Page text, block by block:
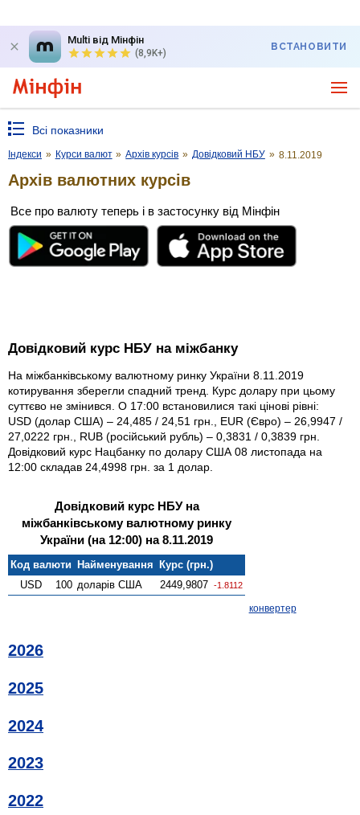
Multi від Мінфін
(8,9K+)
ВСТАНОВИТИ
Всі показники
Індекси » Курси валют » Архів курсів » Довідковий НБУ » 8.11.2019
Архів валютних курсів
Все про валюту теперь і в застосунку від Мінфін
Довідковий курс НБУ на міжбанку
На міжбанківському валютному ринку України 8.11.2019
котирування зберегли спадний тренд. Курс долару при цьому
суттєво не змінився. О 17:00 встановилися такі цінові рівні:
USD (долар США) – 24,485 / 24,51 грн., EUR (Євро) – 26,9947 /
27,0222 грн., RUB (російський рубль) – 0,3831 / 0,3839 грн.
Довідковий курс Нацбанку по долару США 08 листопада на
12:00 складав 24,4998 грн. за 1 долар.
Довідковий курс НБУ на
міжбанківському валютному ринку
України (на 12:00) на 8.11.2019
Код валюти Найменування
Курс (грн.)
USD
100 доларів США 2449,9807 -1.8112
конвертер
2026
2025
2024
2023
2022